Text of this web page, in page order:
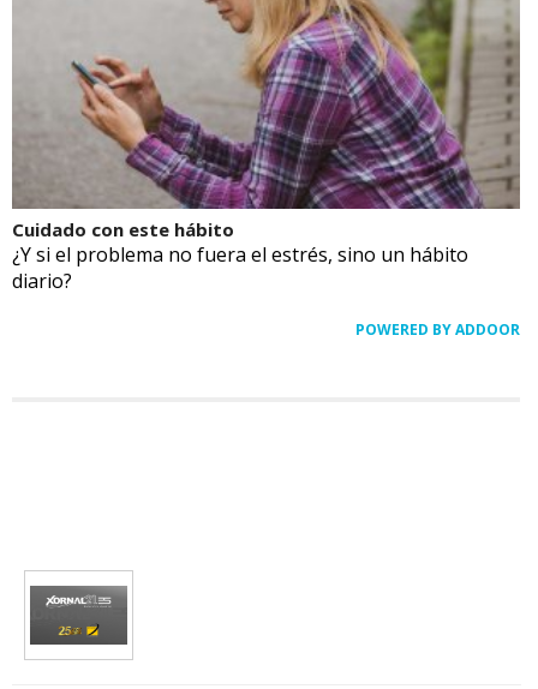
Cuidado con este hábito
¿Y si el problema no fuera el estrés, sino un hábito
diario?
POWERED BY ADDOOR